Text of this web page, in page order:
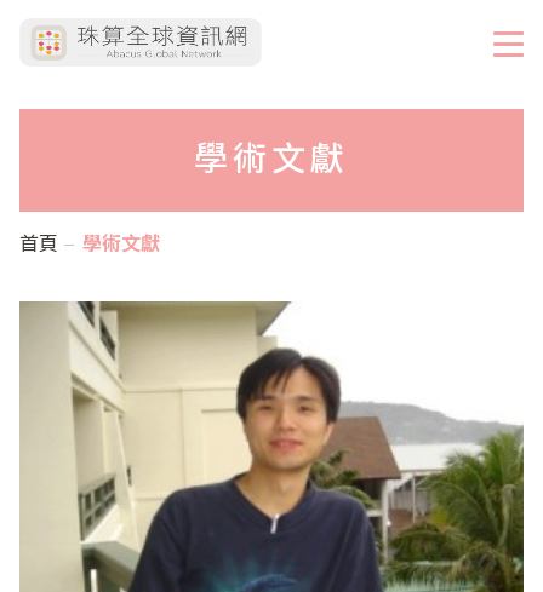
學術文獻
首頁 學術文獻